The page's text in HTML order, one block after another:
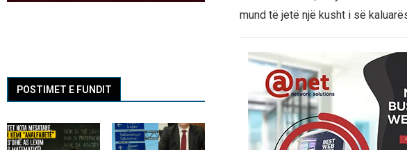
mund të jetë një kusht i së
POSTIMET E FUNDIT